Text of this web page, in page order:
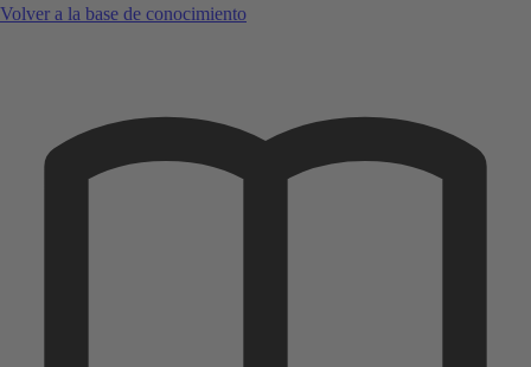
Volver a la base de conocimiento